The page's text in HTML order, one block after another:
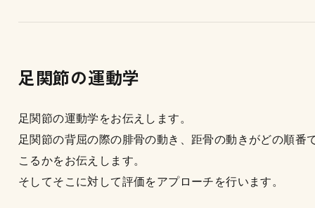
足関節の運動学
足関節の運動学をお伝えします。
足関節の背屈の際の腓骨の動き、距骨の動きがどの順番
こるかをお伝えします。
そしてそこに対して評価をアプローチを行います。